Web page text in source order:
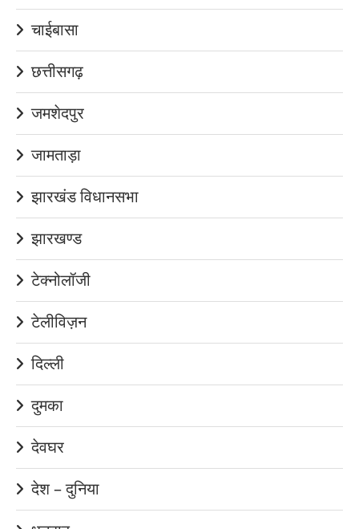
चाईबासा
छत्तीसगढ़
जमशेदपुर
जामताड़ा
झारखंड विधानसभा
झारखण्ड
टेक्नोलॉजी
टेलीविज़न
दिल्ली
दुमका
देवघर
देश – दुनिया